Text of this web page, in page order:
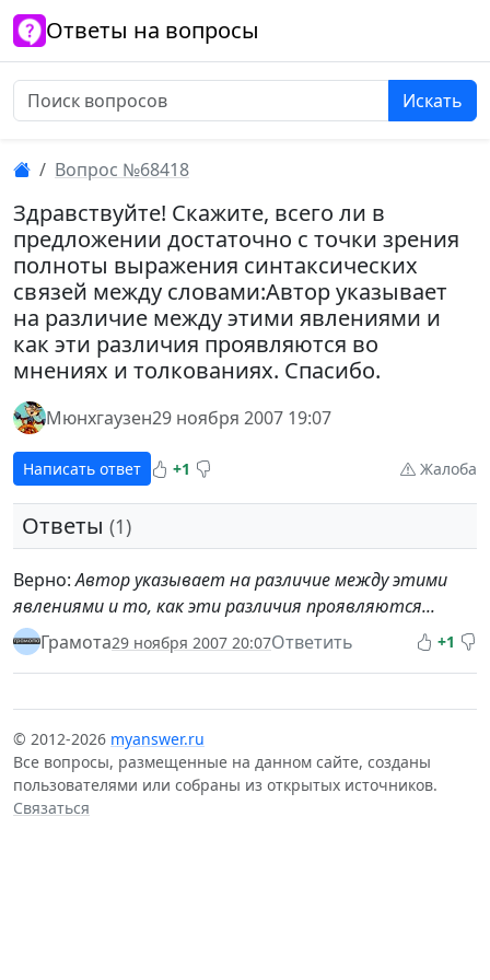
Ответы на вопросы
Искать
Вопрос №68418
Здравствуйте! Скажите, всего ли в
предложении достаточно с точки зрения
полноты выражения синтаксических
связей между словами:Автор указывает
на различие между этими явлениями и
как эти различия проявляются во
мнениях и толкованиях. Спасибо.
Мюнхгаузен29 ноября 2007 19:07
Написать ответ +1 Жалоба
Ответы (1)
Верно:Автор указывает на различие между этими
явлениями и то, как эти различия проявляются...
Грамота29 ноября 2007 20:07Ответить +1
© 2012-2026 myanswer.ru
Все вопросы, размещенные на данном сайте, созданы
пользователями или собраны из открытых источников.
Связаться